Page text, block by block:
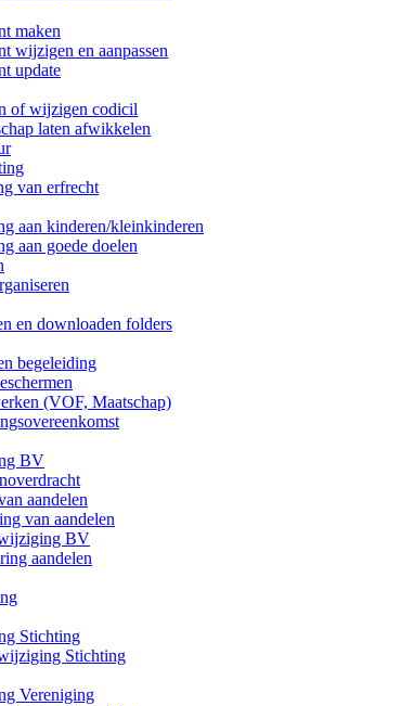
maken
wijzigen en aanpassen
update
of wijzigen codicil
laten afwikkelen
van erfrecht
aan kinderen/kleinkinderen
aan goede doelen
en downloaden folders
begeleiding
(VOF, Maatschap)
BV
aandelen
van aandelen
BV
aandelen
Stichting
Stichting
Vereniging